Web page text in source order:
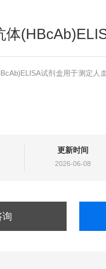
体
试剂盒用于测定人
更新时间
2026-06-08
询